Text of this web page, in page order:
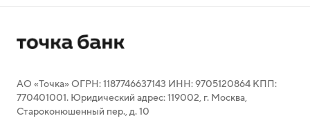
АО «Точка» ОГРН: 1187746637143 ИНН: 9705120864 КПП:
770401001. Юридический адрес: 119002, г. Москва,
Староконюшенный пер., д. 10